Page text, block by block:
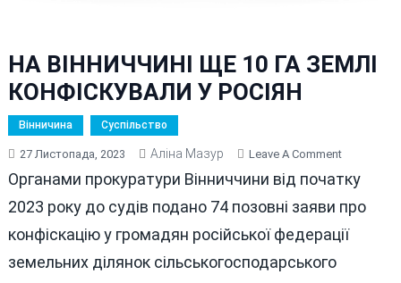
НА ВІННИЧЧИНІ ЩЕ 10 ГА ЗЕМЛІ
КОНФІСКУВАЛИ У РОСІЯН
Вінничина Суспільство
27 Листопада, 2023 Аліна Мазур Leave A CommentOn
НА
ЩЕ
10
Органами прокуратури Вінниччини від початку
2023 року до судів подано 74 позовні заяви про
конфіскацію у громадян російської федерації
земельних ділянок сільськогосподарського